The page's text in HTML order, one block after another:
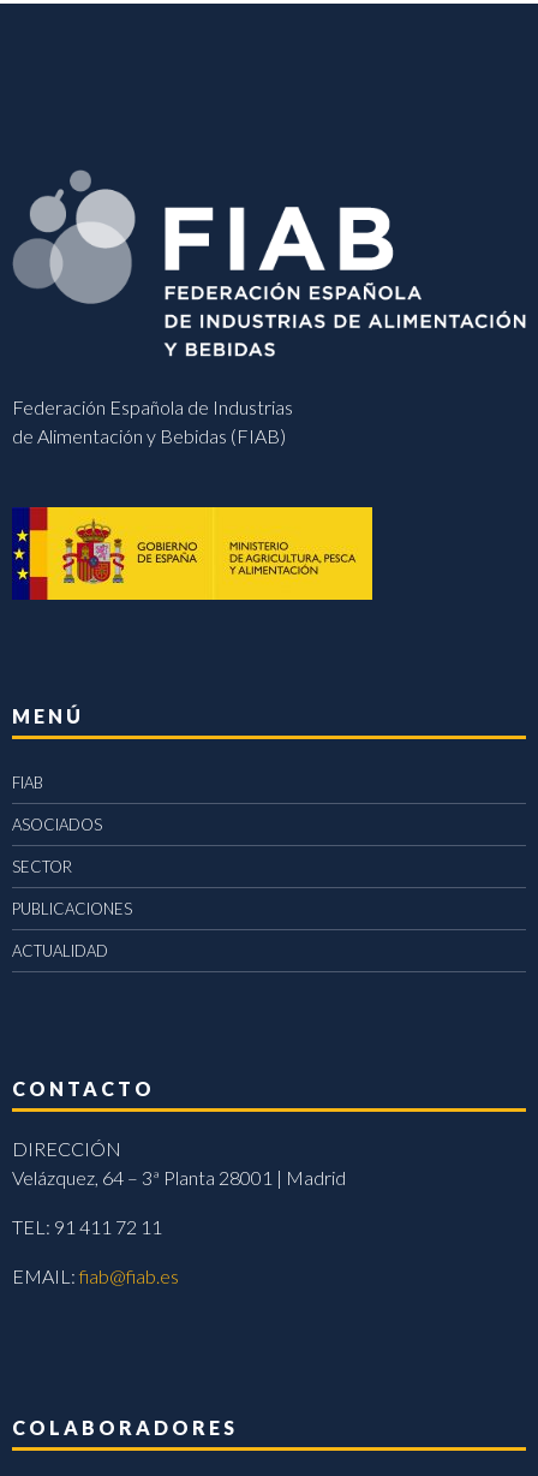
Federación Española de Industrias
de Alimentación y Bebidas (FIAB)
MENÚ
FIAB
ASOCIADOS
SECTOR
PUBLICACIONES
ACTUALIDAD
CONTACTO
DIRECCIÓN
Velázquez, 64 – 3ª Planta 28001 | Madrid
TEL: 91 411 72 11
EMAIL:fiab@fiab.es
COLABORADORES